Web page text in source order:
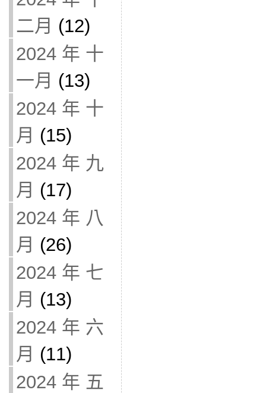
二月 (12)
2024 年 十
一月 (13)
2024 年 十
月 (15)
2024 年 九
月 (17)
2024 年 八
月 (26)
2024 年 七
月 (13)
2024 年 六
月 (11)
2024 年 五